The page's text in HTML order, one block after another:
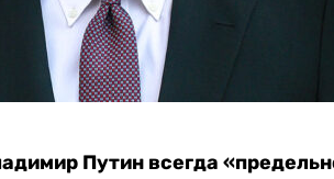
Путин всегда